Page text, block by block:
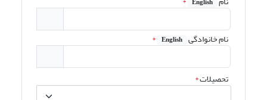
English
نام خانوادگی English
*
تحصیلات*